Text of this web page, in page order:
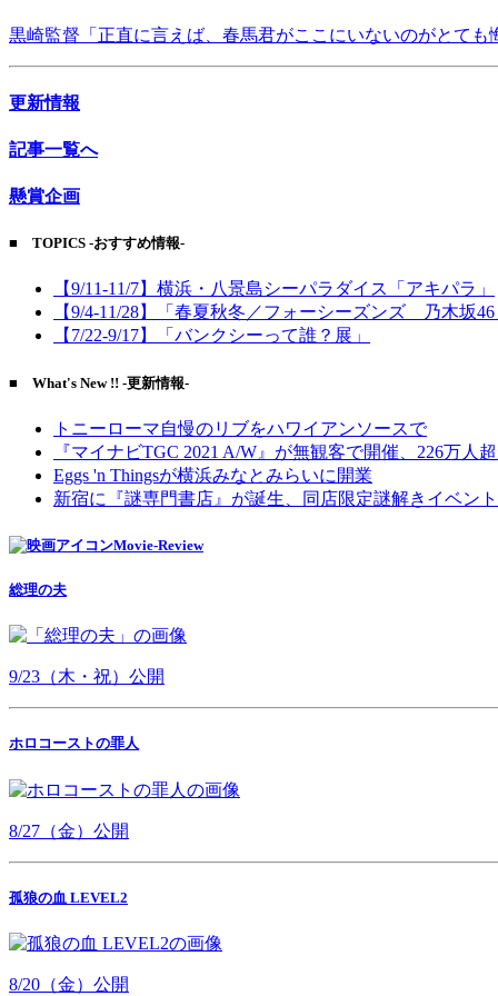
黒崎監督「正直に言えば、春馬君がここにいないのがとても
更新情報
記事一覧へ
懸賞企画
■ TOPICS -おすすめ情報-
【9/11-11/7】横浜・八景島シーパラダイス「アキパラ」
【9/4-11/28】「春夏秋冬／フォーシーズンズ 乃木坂46
【7/22-9/17】「バンクシーって誰？展」
■ What's New !! -更新情報-
トニーローマ自慢のリブをハワイアンソースで
『マイナビTGC 2021 A/W』が無観客で開催、226万人
Eggs 'n Thingsが横浜みなとみらいに開業
新宿に『謎専門書店』が誕生、同店限定謎解きイベン
Movie-Review
総理の夫
9/23（木・祝）公開
ホロコーストの罪人
8/27（金）公開
孤狼の血 LEVEL2
8/20（金）公開